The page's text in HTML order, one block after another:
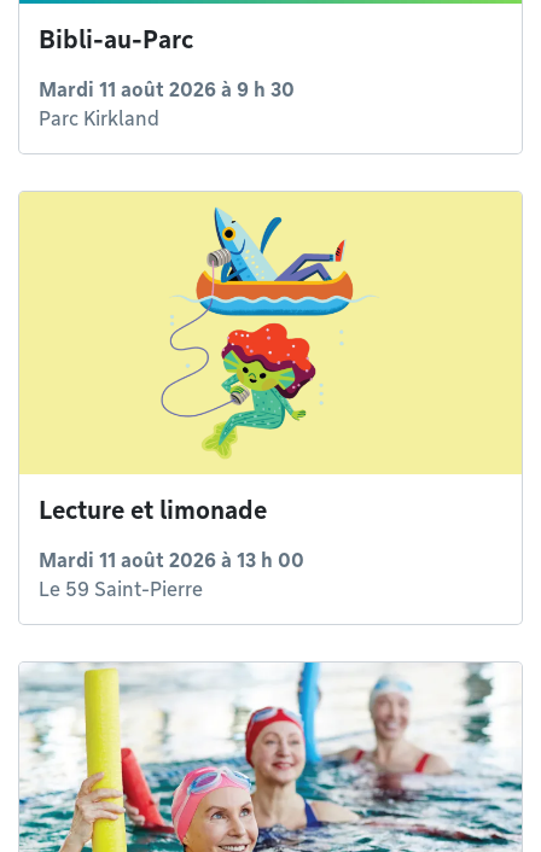
Bibli-au-Parc
Mardi 11 août 2026 à 9 h 30
Parc Kirkland
Lecture et limonade
Mardi 11 août 2026 à 13 h 00
Le 59 Saint-Pierre